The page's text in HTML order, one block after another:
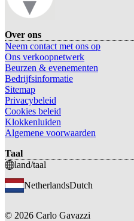
Over ons
Neem contact met ons op
Ons verkoopnetwerk
Beurzen & evenementen
Bedrijfsinformatie
Sitemap
Privacybeleid
Cookies beleid
Klokkenluiden
Algemene voorwaarden
Taal
land/taal
NetherlandsDutch
© 2026 Carlo Gavazzi